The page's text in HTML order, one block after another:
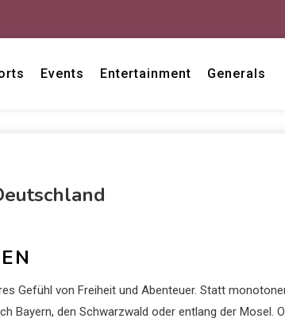
Events Entertainment Generals
Gefühl von Freiheit und Abenteuer. Statt
Bayern, den Schwarzwald oder entlang der Mosel.